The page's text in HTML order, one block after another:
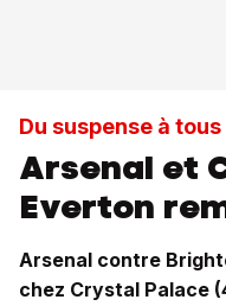
Du suspense à
Arsenal et
Everton
Arsenal contre
chez Crystal Palace